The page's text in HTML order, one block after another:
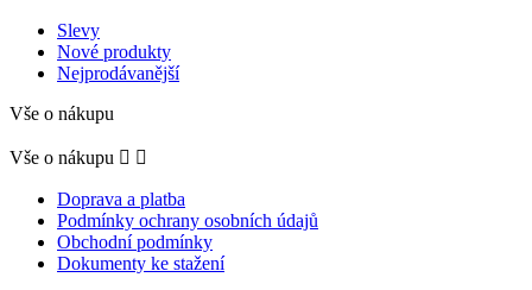
Slevy
Nové produkty
Nejprodávanější
Vše o nákupu
Vše o nákupu  
Doprava a platba
Podmínky ochrany osobních údajů
Obchodní podmínky
Dokumenty ke stažení